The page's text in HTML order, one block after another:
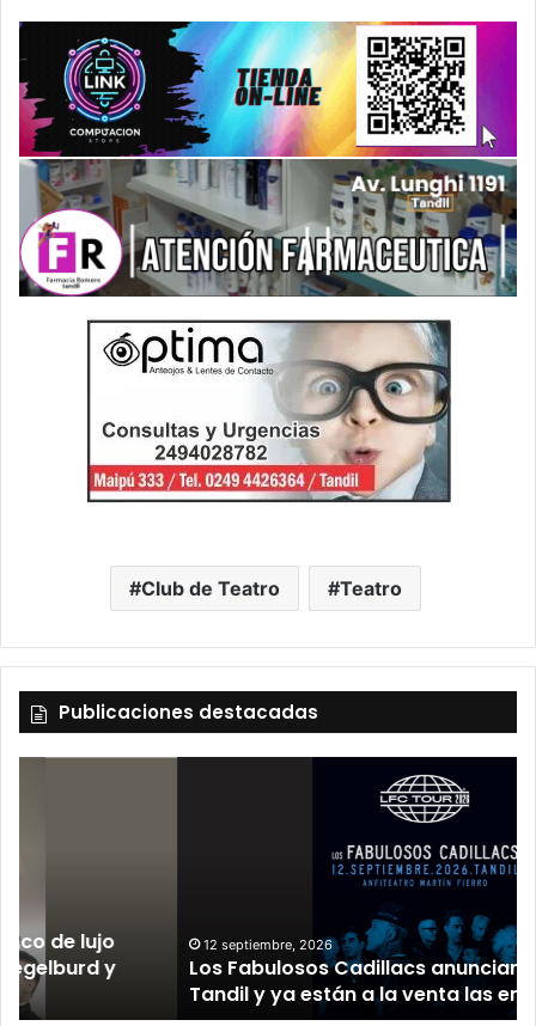
Club de Teatro Teatro
Publicaciones destacadas
12 septiembre, 2026
Los Fabulosos Cadillacs anunciaron su show en
Tandil y ya están a la venta las entradas